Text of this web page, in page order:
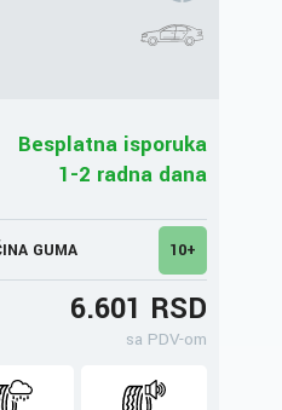
Besplatna isporuka
1-2 radna dana
GUMA 10+
6.601 RSD
sa PDV-om